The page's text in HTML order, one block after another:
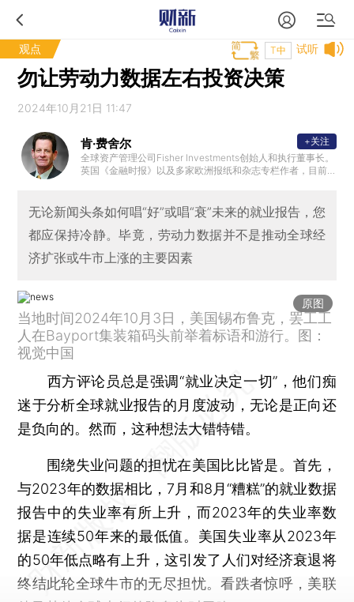
观点 试听
T中
勿让劳动力数据左右投资决策
2024年10月21日 11:47
肯·费舍尔
全球资产管理公司Fisher Investments创始人和执行董事长。
英国《金融时报》以及多家欧洲报纸和杂志专栏作者，目前
+关注
无论新闻头条如何唱“好”或唱“衰”未来的就业报告，您
都应保持冷静。毕竟，劳动力数据并不是推动全球经
济扩张或牛市上涨的主要因素
原图
当地时间2024年10月3日，美国锡布鲁克，罢工工
人在Bayport集装箱码头前举着标语和游行。图：
视觉中国
西方评论员总是强调“就业决定一切”，他们痴
迷于分析全球就业报告的月度波动，无论是正向还
是负向的。然而，这种想法大错特错。
围绕失业问题的担忧在美国比比皆是。首先，
与2023年的数据相比，7月和8月“糟糕”的就业数据
报告中的失业率有所上升，而2023年的失业率数
据是连续50年来的最低值。美国失业率从2023年
的50年低点略有上升，这引发了人们对经济衰退将
终结此轮全球牛市的无尽担忧。看跌者惊呼，美联